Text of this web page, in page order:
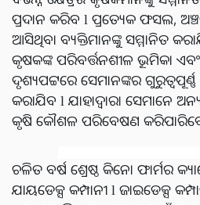
ପ୍ରଦାନ କରିବ l ପ୍ରତ୍ୟେକ ଫସଲ,
ଆସିଥିବା ବ୍ୟକ୍ତିମାନଙ୍କୁ ସମ୍ମାନିତ
କୃଷକଙ୍କ ପରିବର୍ତ୍ତନଶୀଳ ଭୂମିକା
ଦୃଶ୍ୟପଟ୍ଟରେ ସେମାନଙ୍କର
କରାଯିବ l ଯାହାଦ୍ୱାରା ସେମାନେ
କୃଷି କୌଶଳ ପରିବେଷଣ
ଚଳିତ ବର୍ଷ ଶ୍ରେଷ୍ଠ କିନୋ ଫାର୍ମର
ଯାୟଡେକ୍ସ କମ୍ପାନୀ l ଜାଇଡେକ୍ସ